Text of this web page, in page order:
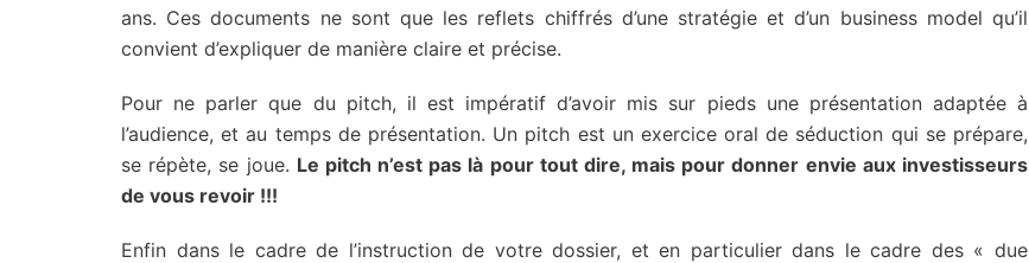
ans. Ces documents ne sont que les reflets chiffrés d’une stratégie et d’un business model qu’il
convient d’expliquer de manière claire et précise.
Pour ne parler que du pitch, il est impératif d’avoir mis sur pieds une présentation adaptée à
l’audience, et au temps de présentation. Un pitch est un exercice oral de séduction qui se prépare,
se répète, se joue. Le pitch n’est pas là pour tout dire, mais pour donner envie aux investisseurs
de vous revoir !!!
Enfin dans le cadre de l’instruction de votre dossier, et en particulier dans le cadre des « due